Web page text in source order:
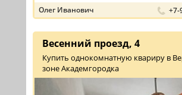
Олег Иванович +7-
Весенний проезд, 4
Купить однокомнатную квариру в
зоне Академгородка